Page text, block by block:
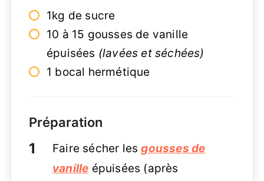
1kg de sucre
10 à 15 gousses de vanille
épuisées (lavées et séchées)
1 bocal hermétique
Préparation
Faire sécher lesgousses de
vanille épuisées (après